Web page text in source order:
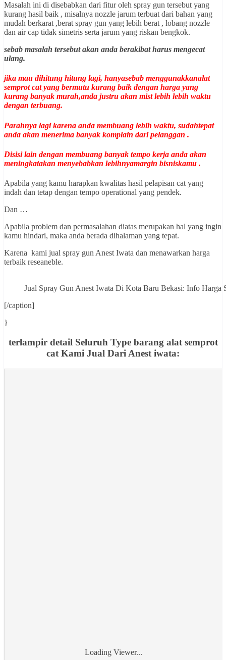
Masalah ini di disebabkan dari fitur oleh spray gun tersebut yang
kurang hasil baik , misalnya nozzle jarum terbuat dari bahan yang
mudah berkarat ,berat spray gun yang lebih berat , lobang nozzle
dan air cap tidak simetris serta jarum yang riskan bengkok.
sebab masalah tersebut akan anda berakibat harus mengecat
ulang.
jika mau dihitung hitung lagi, hanyasebab menggunakkanalat
semprot cat yang bermutu kurang baik dengan harga yang
kurang banyak murah,anda justru akan mist lebih lebih waktu
dengan terbuang.
Parahnya lagi karena anda membuang lebih waktu, sudahtepat
anda akan menerima banyak komplain dari pelanggan .
Disisi lain dengan membuang banyak tempo kerja anda akan
meningkatakan menyebabkan lebihnyamargin bisniskamu .
Apabila yang kamu harapkan kwalitas hasil pelapisan cat yang
indah dan tetap dengan tempo operational yang pendek.
Dan …
Apabila problem dan permasalahan diatas merupakan hal yang ingin
kamu hindari, maka anda berada dihalaman yang tepat.
Karena kami jual spray gun Anest Iwata dan menawarkan harga
terbaik reseaneble.
Jual Spray Gun Anest Iwata Di Kota Baru Bekasi: Info
[/caption]
}
terlampir detail Seluruh Type barang alat semprot
cat Kami Jual Dari Anest iwata:
Loading Viewer...